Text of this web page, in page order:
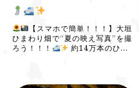
【スマホで簡単！！！】大垣
ひまわり畑で“夏の映え写真”を撮
ろう！！！
約14万本のひま